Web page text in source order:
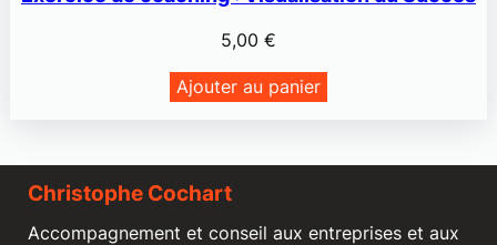
5,00 €
Ajouter au panier
Christophe Cochart
Accompagnement et conseil aux entreprises et aux